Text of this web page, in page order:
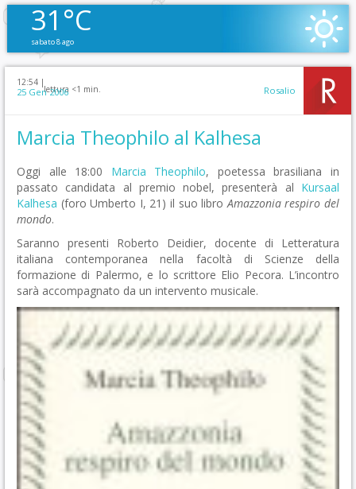
31°C
sabato 8 ago
12:54 |
lettura <1 min.
25 Gen 2006 Rosalio
Marcia Theophilo al Kalhesa
Oggi alle 18:00 Marcia Theophilo, poetessa brasiliana in
passato candidata al premio nobel, presenterà al Kursaal
Kalhesa (foro Umberto I, 21) il suo libroAmazzonia respiro del
mondo.
Saranno presenti Roberto Deidier, docente di Letteratura
italiana contemporanea nella facoltà di Scienze della
formazione di Palermo, e lo scrittore Elio Pecora. L’incontro
sarà accompagnato da un intervento musicale.